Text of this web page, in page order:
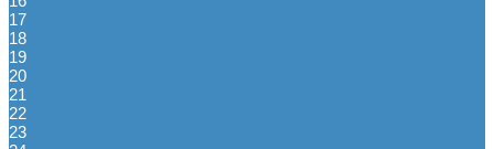
17
18
19
20
21
22
23